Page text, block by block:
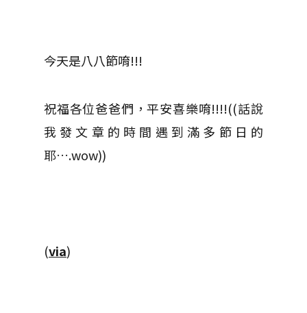
今天是八八節唷!!!
祝福各位爸爸們，平安喜樂唷!!!!((話說
我發文章的時間遇到滿多節日的
耶….wow))
(via)